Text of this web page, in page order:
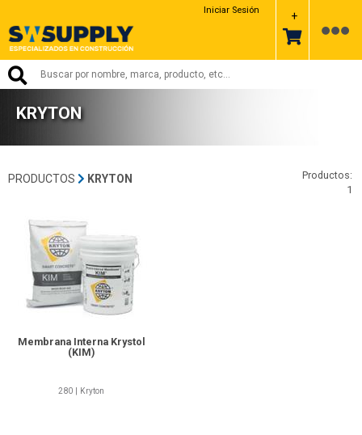
Iniciar Sesión +
KRYTON
PRODUCTOS KRYTON
Productos:
1
Membrana Interna Krystol
(KIM)
280 | Kryton